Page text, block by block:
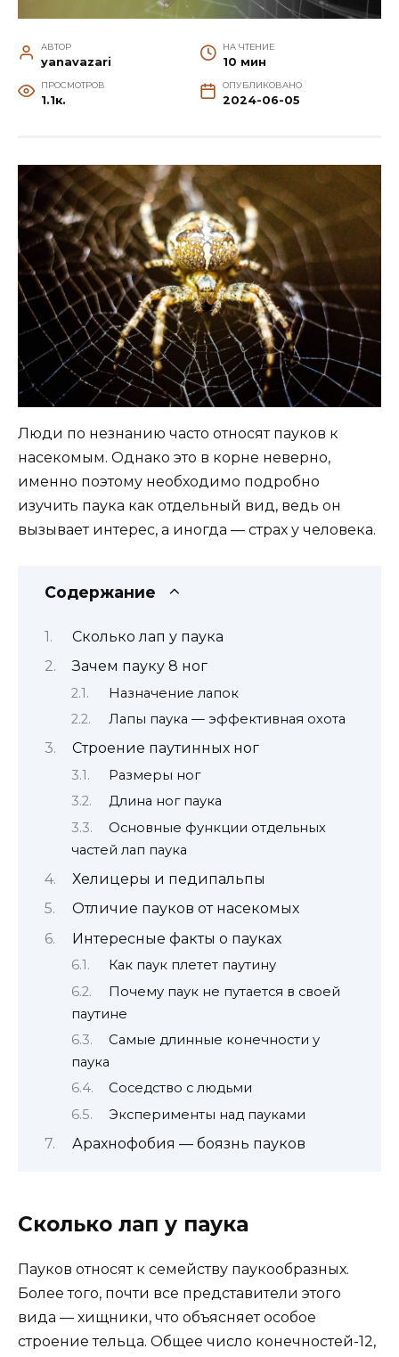
АВТОР
yanavazari
НА ЧТЕНИЕ
10 мин
ПРОСМОТРОВ
1.1к.
ОПУБЛИКОВАНО
2024-06-05
Люди по незнанию часто относят пауков к
насекомым. Однако это в корне неверно,
именно поэтому необходимо подробно
изучить паука как отдельный вид, ведь он
вызывает интерес, а иногда — страх у человека.
Содержание
Сколько лап у паука
Зачем пауку 8 ног
Назначение лапок
Лапы паука — эффективная охота
Строение паутинных ног
Размеры ног
Длина ног паука
Основные функции отдельных
частей лап паука
Хелицеры и педипальпы
Отличие пауков от насекомых
Интересные факты о пауках
Как паук плетет паутину
Почему паук не путается в своей
паутине
Самые длинные конечности у
паука
Соседство с людьми
Эксперименты над пауками
Арахнофобия — боязнь пауков
Сколько лап у паука
Пауков относят к семейству паукообразных.
Более того, почти все представители этого
вида — хищники, что объясняет особое
строение тельца. Общее число конечностей-12,